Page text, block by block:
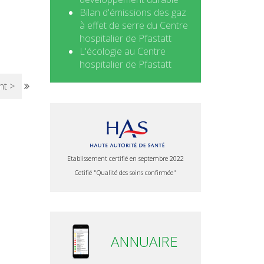
>
Bilan d'émissions des gaz
à effet de serre du Centre
hospitalier de Pfastatt
L'écologie au Centre
hospitalier de Pfastatt
Etablissement certifié en septembre 2022
Cetifié "Qualité des soins confirmée"
ANNUAIRE